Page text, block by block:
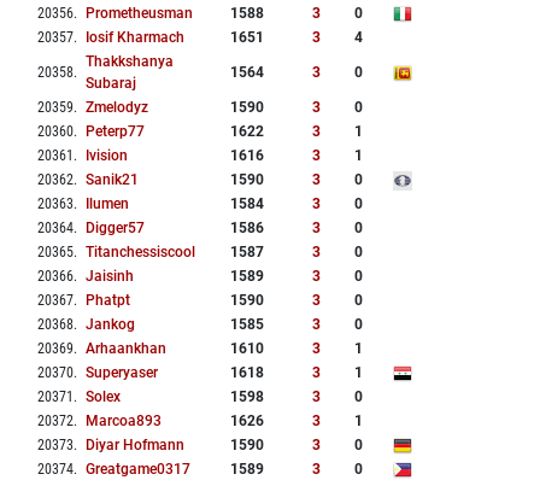
20356. Prometheusman 1588 3
0
20357. Iosif Kharmach 1651 3 4
20358.
Thakkshanya
Subaraj
1564 3 0
20359. Zmelodyz 1590 3
0
20360. Peterp77 1622 3
1
20361 . Ivision 1616 3
1
20362. Sanik21 1590 3
0
20363. Ilumen 1584 3
0
20364. Digger57 1586 3
0
20365. Titanchessiscool 1587 3
0
20366. Jaisinh 1589 3
0
20367. Phatpt 1590 3
0
20368. Jankog 1585 3
0
20369. Arhaankhan 1610 3
1
20370. Superyaser 1618 3
1
20371 . Solex 1598 3
0
20372. Marcoa893 1626 3
1
20373. Diyar Hofmann 1590 3
0
20374. Greatgame0317 1589 3
0